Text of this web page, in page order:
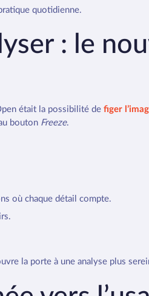
quotidienne.
: le
était la possibilité de figer
bouton Freeze.
où chaque détail compte.
la porte à une analyse plus